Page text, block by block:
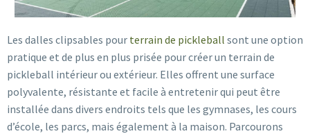
Les dalles clipsables pour terrain de pickleball sont une option
pratique et de plus en plus prisée pour créer un terrain de
pickleball intérieur ou extérieur. Elles offrent une surface
polyvalente, résistante et facile à entretenir qui peut être
installée dans divers endroits tels que les gymnases, les cours
d’école, les parcs, mais également à la maison. Parcourons